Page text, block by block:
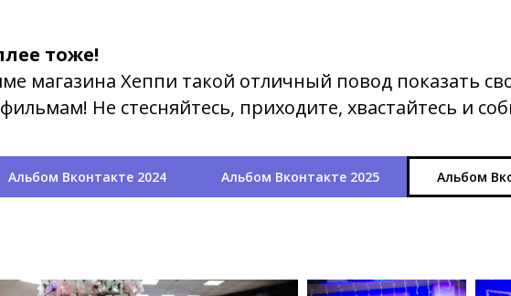
тоже!
магазина Хеппи такой отличный повод показать
Не стесняйтесь, приходите, хвастайтесь и
Альбом Вконтакте 2024 Альбом Вконтакте 2025 Альбом